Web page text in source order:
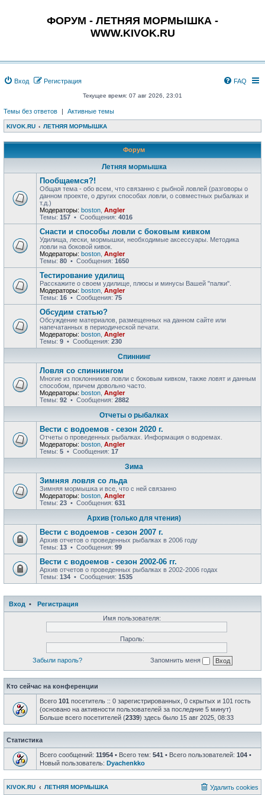
ФОРУМ - ЛЕТНЯЯ МОРМЫШКА -
WWW.KIVOK.RU
Вход Регистрация FAQ
Текущее время: 07 авг 2026, 23:01
Темы без ответов | Активные темы
KIVOK.RU ЛЕТНЯЯ МОРМЫШКА
Форум
Летняя мормышка
Пообщаемся?!
Общая тема - обо всем, что связанно с рыбной ловлей (разговоры о
данном проекте, о других способах ловли, о совместных рыбалках и
т.д.)
Модераторы: boston Angler
Темы: 157 • Сообщения: 4016
Снасти и способы ловли с боковым кивком
Удилища, лески, мормышки, необходимые аксессуары. Методика
ловли на боковой кивок.
Модераторы: boston Angler
Темы: 80 • Сообщения: 1650
Тестирование удилищ
Расскажите о своем удилище, плюсы и минусы Вашей "палки".
Модераторы: boston Angler
Темы: 16 • Сообщения: 75
Обсудим статью?
Обсуждение материалов, размещенных на данном сайте или
напечатанных в периодической печати.
Модераторы: boston Angler
Темы: 9 • Сообщения: 230
Спиннинг
Ловля со спиннингом
Многие из поклонников ловли с боковым кивком, также ловят и данным
способом, причем довольно часто.
Модераторы: boston Angler
Темы: 92 • Сообщения: 2882
Отчеты о рыбалках
Вести с водоемов - сезон 2020 г.
Отчеты о проведенных рыбалках. Информация о водоемах.
Модераторы: boston Angler
Темы: 5 • Сообщения: 17
Зима
Зимняя ловля со льда
Зимняя мормышка и все, что с ней связанно
Модераторы: boston Angler
Темы: 23 • Сообщения: 631
Архив (только для чтения)
Вести с водоемов - сезон 2007 г.
Архив отчетов о проведенных рыбалках в 2006 году
Темы: 13 • Сообщения: 99
Вести с водоемов - сезон 2002-06 гг.
Архив отчетов о проведенных рыбалках в 2002-2006 годах
Темы: 134 • Сообщения: 1535
Вход •
Регистрация
Имя пользователя:
Пароль:
Забыли пароль? Запомнить меня
Кто сейчас на конференции
Всего 101 посетитель :: 0 зарегистрированных, 0 скрытых и 101 гость
(основано на активности пользователей за последние 5 минут)
Больше всего посетителей (2339) здесь было 15 авг 2025, 08:33
Статистика
Всего сообщений: 11954 • Всего тем: 541 • Всего пользователей: 104 •
Новый пользователь: Dyachenkko
KIVOK.RU ЛЕТНЯЯ МОРМЫШКА Удалить cookies